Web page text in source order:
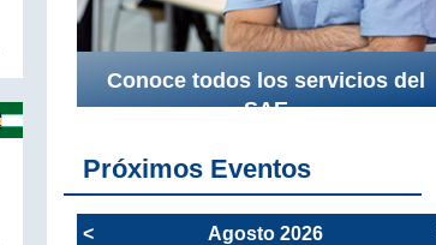
Conoce todos los servicios del
SAE
Próximos Eventos
< Agosto 2026